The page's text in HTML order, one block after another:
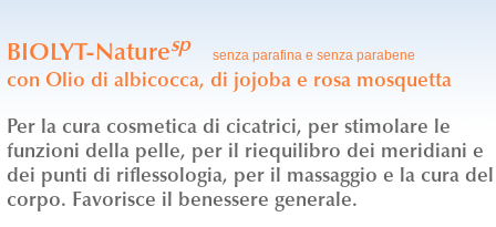
BIOLYT-Naturesp senza parafina e senza parabene
con Olio di albicocca, di jojoba e rosa mosquetta
Per la cura cosmetica di cicatrici, per stimolare le
funzioni della pelle, per il riequilibro dei meridiani e
dei punti di riflessologia, per il massaggio e la cura del
corpo. Favorisce il benessere generale.